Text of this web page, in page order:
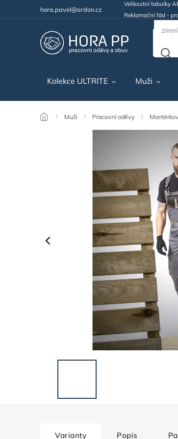
hora.pavel@ardon.cz
Velikostní tabulky
Reklamační řád -
Kolekce ULTRITE Muži
/ Muži / Pracovní oděvy /
Varianty Popis